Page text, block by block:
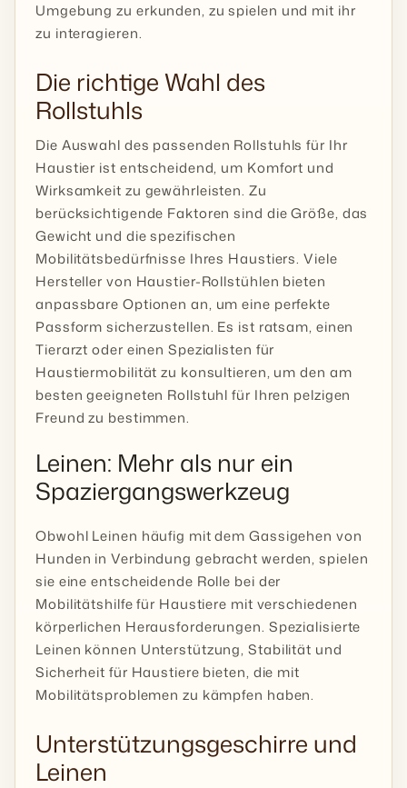
Umgebung zu erkunden, zu spielen und mit ihr
zu interagieren.
Die richtige Wahl des
Rollstuhls
Die Auswahl des passenden Rollstuhls für Ihr
Haustier ist entscheidend, um Komfort und
Wirksamkeit zu gewährleisten. Zu
berücksichtigende Faktoren sind die Größe, das
Gewicht und die spezifischen
Mobilitätsbedürfnisse Ihres Haustiers. Viele
Hersteller von Haustier-Rollstühlen bieten
anpassbare Optionen an, um eine perfekte
Passform sicherzustellen. Es ist ratsam, einen
Tierarzt oder einen Spezialisten für
Haustiermobilität zu konsultieren, um den am
besten geeigneten Rollstuhl für Ihren pelzigen
Freund zu bestimmen.
Leinen: Mehr als nur ein
Spaziergangswerkzeug
Obwohl Leinen häufig mit dem Gassigehen von
Hunden in Verbindung gebracht werden, spielen
sie eine entscheidende Rolle bei der
Mobilitätshilfe für Haustiere mit verschiedenen
körperlichen Herausforderungen. Spezialisierte
Leinen können Unterstützung, Stabilität und
Sicherheit für Haustiere bieten, die mit
Mobilitätsproblemen zu kämpfen haben.
Unterstützungsgeschirre und
Leinen